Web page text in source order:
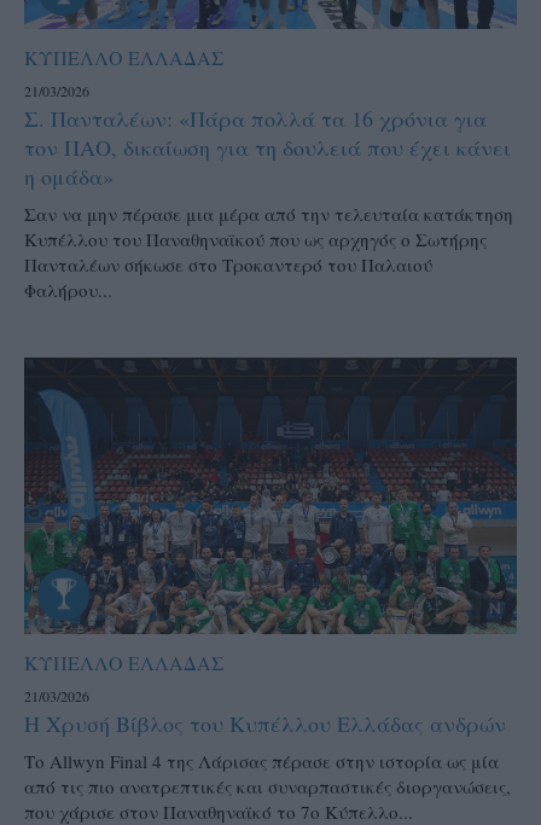
ΚΥΠΕΛΛΟ ΕΛΛΑΔΑΣ
21/03/2026
Σ. Πανταλέων: «Πάρα πολλά τα 16 χρόνια για
τον ΠΑΟ, δικαίωση για τη δουλειά που έχει κάνει
η ομάδα»
Σαν να μην πέρασε μια μέρα από την τελευταία κατάκτηση
Κυπέλλου του Παναθηναϊκού που ως αρχηγός ο Σωτήρης
Πανταλέων σήκωσε στο Τροκαντερό του Παλαιού
Φαλήρου...
ΚΥΠΕΛΛΟ ΕΛΛΑΔΑΣ
21/03/2026
Η Χρυσή Βίβλος του Κυπέλλου Ελλάδας ανδρών
Το Allwyn Final 4 της Λάρισας πέρασε στην ιστορία ως μία
από τις πιο ανατρεπτικές και συναρπαστικές διοργανώσεις,
που χάρισε στον Παναθηναϊκό το 7ο Κύπελλο...